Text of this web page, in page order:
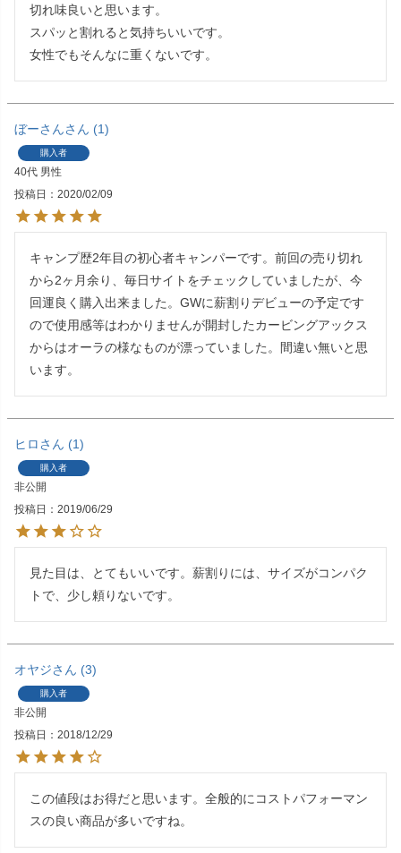
切れ味良いと思います。
スパッと割れると気持ちいいです。
女性でもそんなに重くないです。
ぼーさん 1
購入者
40代 男性
投稿日
2020/02/09
キャンプ歴2年目の初心者キャンパーです。前回の売り切れ
から2ヶ月余り、毎日サイトをチェックしていましたが、今
回運良く購入出来ました。GWに薪割りデビューの予定です
ので使用感等はわかりませんが開封したカービングアックス
からはオーラの様なものが漂っていました。間違い無いと思
います。
ヒロ 1
購入者
非公開
投稿日
2019/06/29
見た目は、とてもいいです。薪割りには、サイズがコンパク
トで、少し頼りないです。
オヤジ 3
購入者
非公開
投稿日
2018/12/29
この値段はお得だと思います。全般的にコストパフォーマン
スの良い商品が多いですね。